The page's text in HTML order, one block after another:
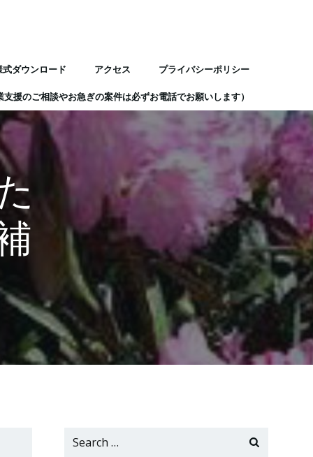
式ダウンロード アクセス プライバシーポリシー
援のご相談やお急ぎの案件は必ずお電話でお願いします）
Search